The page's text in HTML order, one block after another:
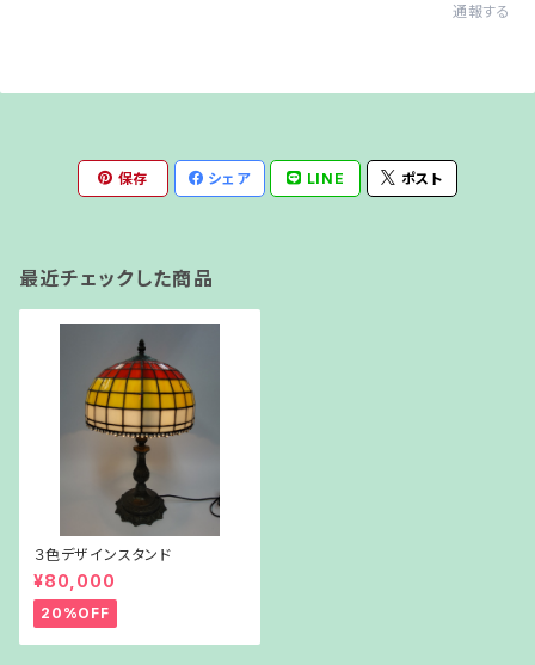
通報する
保存 シェア LINE ポスト
最近チェックした商品
３色デザインスタンド
¥80,000
20%OFF